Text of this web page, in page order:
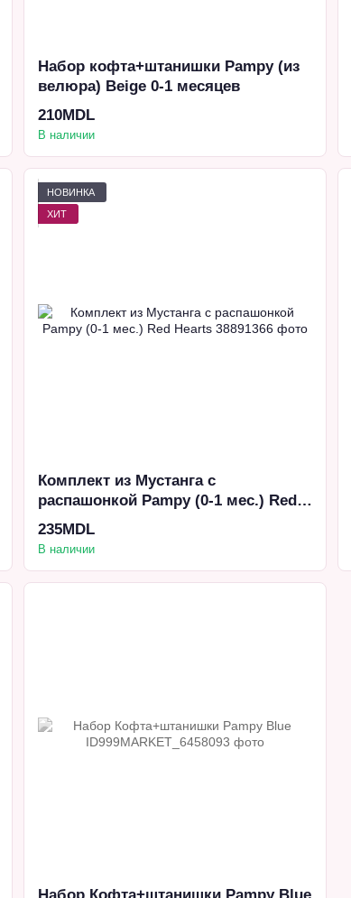
Набор кофта+штанишки Pampy (из
велюра) Beige 0-1 месяцев
210MDL
В наличии
НОВИНКА
ХИТ
Комплект из Мустанга с
распашонкой Pampy (0-1 мес.) Red
Hearts
235MDL
В наличии